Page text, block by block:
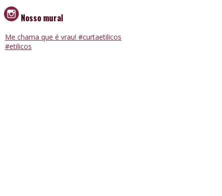
Nosso mural
Me chama que é vrau! #curtaetilicos
#etilicos